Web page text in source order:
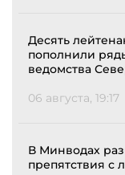
Десять
пополнили
ведомства
06 августа, 19:17
В Минводах
препятствия с